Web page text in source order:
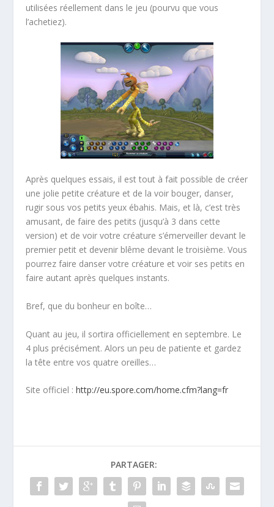
utilisées réellement dans le jeu (pourvu que vous
l’achetiez).
Après quelques essais, il est tout à fait possible de créer
une jolie petite créature et de la voir bouger, danser,
rugir sous vos petits yeux ébahis. Mais, et là, c’est très
amusant, de faire des petits (jusqu’à 3 dans cette
version) et de voir votre créature s’émerveiller devant le
premier petit et devenir blême devant le troisième. Vous
pourrez faire danser votre créature et voir ses petits en
faire autant après quelques instants.
Bref, que du bonheur en boîte…
Quant au jeu, il sortira officiellement en septembre. Le
4 plus précisément. Alors un peu de patiente et gardez
la tête entre vos quatre oreilles…
Site officiel :http://eu.spore.com/home.cfm?lang=fr
PARTAGER: